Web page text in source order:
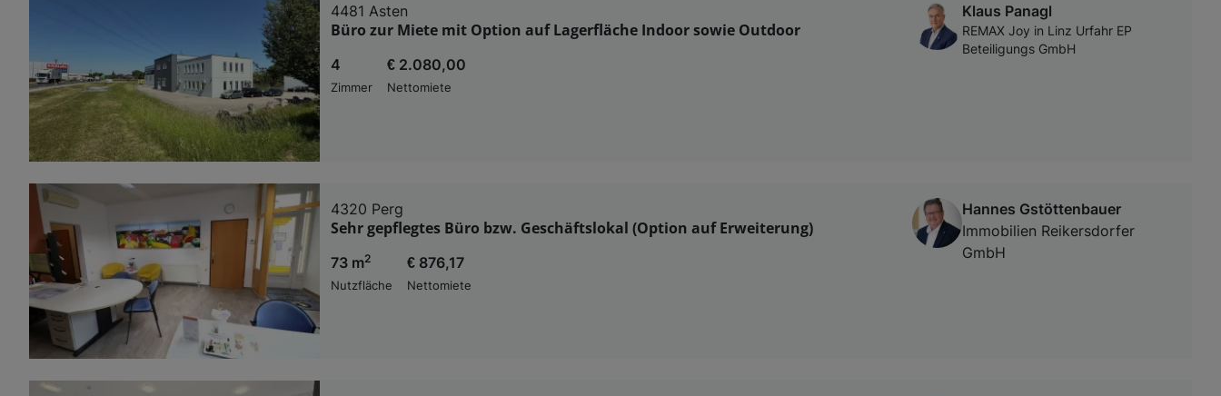
4481 Asten
Büro zur Miete mit Option auf Lagerfläche Indoor sowie Outdoor
4
Zimmer
€ 2.080,00
Nettomiete
Klaus Panagl
REMAX Joy in Linz Urfahr EP
Beteiligungs GmbH
4320 Perg
Sehr gepflegtes Büro bzw. Geschäftslokal (Option auf Erweiterung)
73 m2
Nutzfläche
€ 876,17
Nettomiete
Hannes Gstöttenbauer
Immobilien Reikersdorfer
GmbH